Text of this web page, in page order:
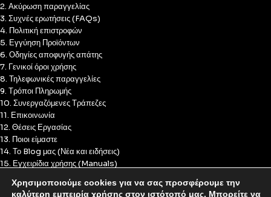
2. Ακύρωση παραγγελίας
3. Συχνές ερωτήσεις (FAQs)
4. Πολιτική επιστροφών
5. Εγγύηση Προϊόντων
6. Οδηγίες αποφυγής απάτης
7. Γενικοί όροι χρήσης
8. Τηλεφωνικές παραγγελίες
9. Τρόποι Πληρωμής
10. Συνεργαζόμενες Τράπεζες
11. Επικοινωνία
12. Θέσεις Εργασίας
13. Ποιοι είμαστε
14. Το Blog μας (Νέα και ειδήσεις)
15. Εγχειρίδια χρήσης (Manuals)
17. Πολιτική Cookies
Χρησιμοποιούμε cookies για να σας προσφέρουμε την
καλύτερη εμπειρία χρήσης στον ιστότοπό μας. Μπορείτε να